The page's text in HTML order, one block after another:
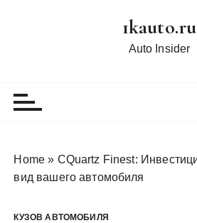
1kauto.ru
Auto Insider
Home » CQuartz Finest:
вид вашего автомобиля
КУЗОВ АВТОМОБИЛЯ